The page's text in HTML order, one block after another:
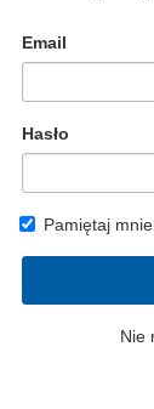
Email
Hasło
Pamiętaj mnie.
Nie